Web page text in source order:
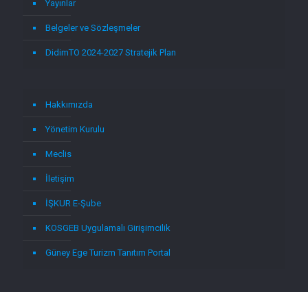
Yayınlar
Belgeler ve Sözleşmeler
DidimTO 2024-2027 Stratejik Plan
Hakkımızda
Yönetim Kurulu
Meclis
İletişim
İŞKUR E-Şube
KOSGEB Uygulamalı Girişimcilik
Güney Ege Turizm Tanıtım Portal